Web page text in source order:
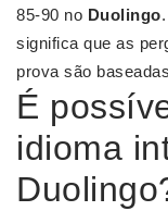
85-90 no Duolingo
significa que as
prova são
É
idioma